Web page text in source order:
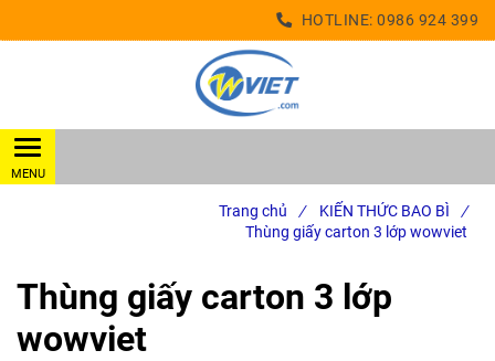
HOTLINE: 0986 924 399
Trang chủ / KIẾN THỨC BAO BÌ
/
Thùng giấy carton 3 lớp wowviet
Thùng giấy carton 3 lớp
wowviet